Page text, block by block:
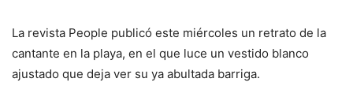
La revista People publicó este miércoles un retrato de la
cantante en la playa, en el que luce un vestido blanco
ajustado que deja ver su ya abultada barriga.